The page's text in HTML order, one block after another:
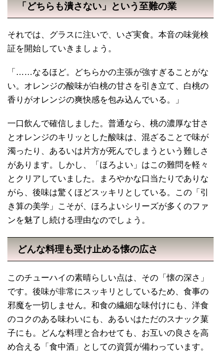
「どちらも潰さない」という至難の業
それでは、グラスに注いで、いざ実食。本音の味覚検
証を開始していきましょう。
「……なるほど。どちらかの主張が強すぎることがな
い。オレンジの酸味が白桃の甘さを引き立て、白桃の
香りがオレンジの爽快感を包み込んでいる。」
一口飲んで確信しました。普通なら、桃の濃厚な甘さ
とオレンジのキリッとした酸味は、混ざることで味が
濁ったり、あるいは片方が死んでしまうという難しさ
があります。しかし、「ほろよい」はこの難問を軽々
とクリアしていました。まろやかな口当たりでありな
がら、後味は驚くほどスッキリとしている。この「引
き算の美学」こそが、ほろよいシリーズが多くのファ
ンを魅了し続ける理由なのでしょう。
どんな料理も受け止める懐の広さ
このチューハイの素晴らしい点は、その「懐の深さ」
です。後味が非常にスッキリとしているため、食事の
邪魔を一切しません。和食の繊細な味付けにも、洋食
のコクのある味わいにも、あるいはただのスナック菓
子にも。どんな料理と合わせても、お互いの良さを高
め合える「食中酒」としての資質が備わっています。